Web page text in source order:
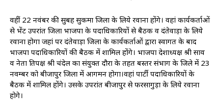
वहीं 22 नवंबर की सुबह सुकमा जिला के लिये रवाना होंगे। वहां कार्यकर्ताओं
से भेंट उपरांत जिला भाजपा के पदाधिकारियों से बैठक व दंतेवाड़ा के लिये
रवाना होगा जहां पर दंतेवाड़ा जिला के कार्यकर्ताओं द्वारा स्वागत के बाद
भाजपा पदाधिकारियों की बैठक में शामिल होंगे। भाजपा प्रदेशाध्यक्ष श्री साव
व नेता प्रतिपक्ष श्री चंदेल का संयुक्त दौरा के तहत बस्तर संभाग के जिले में 23
नवम्बर को बीजापुर जिला में आगमन होगा।वहां पार्टी पदाधिकारियों के
बैठक में शामिल होंगे। उसके उपरांत बीजापुर से फरसागुड़ा के लिये रवाना
होगे।